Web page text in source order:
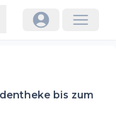
bis zum